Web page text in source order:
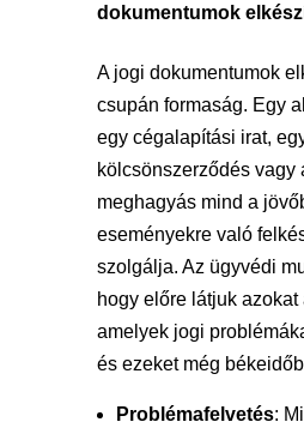
dokumentumok
A jogi dokumentumok
csupán formaság. Egy
egy cégalapítási irat,
kölcsönszerződés vagy
meghagyás mind a
eseményekre való
szolgálja. Az ügyvédi
hogy előre látjuk azokat
amelyek jogi
és ezeket még
Problémafelvetés: